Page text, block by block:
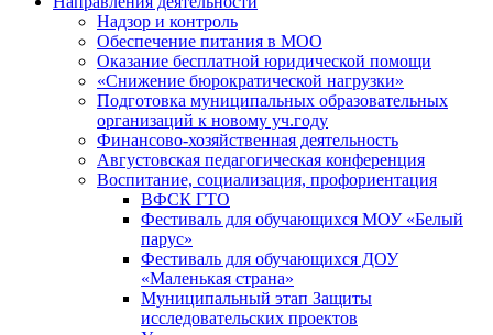
Надзор и контроль
Обеспечение питания в МОО
Оказание бесплатной юридической помощи
«Снижение бюрократической нагрузки»
Подготовка муниципальных образовательных
организаций к новому уч.году
Финансово-хозяйственная деятельность
Августовская педагогическая конференция
Воспитание, социализация, профориентация
ВФСК ГТО
Фестиваль для обучающихся МОУ «Белый
парус»
Фестиваль для обучающихся ДОУ
«Маленькая страна»
Муниципальный этап Защиты
исследовательских проектов